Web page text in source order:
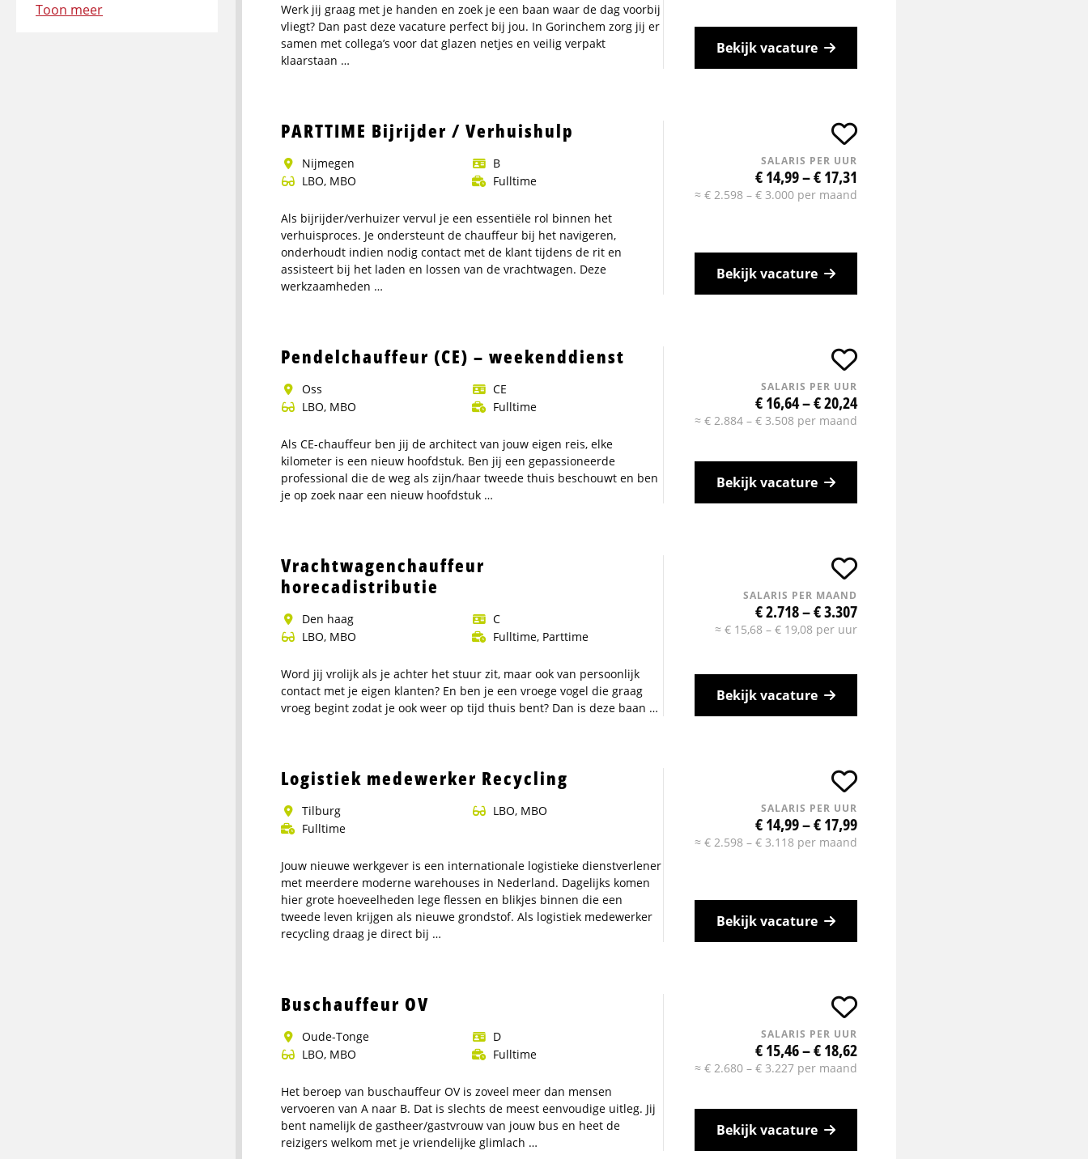
Toon meer
Werk jij graag met je handen en zoek je een baan waar de dag voorbij
vliegt? Dan past deze vacature perfect bij jou. In Gorinchem zorg jij er
samen met collega’s voor dat glazen netjes en veilig verpakt
klaarstaan …
Bekijk vacature
Inpakmedewerker
dagdienst
PARTTIME Bijrijder / Verhuishulp
Nijmegen
B
LBO, MBO
Fulltime
Als bijrijder/verhuizer vervul je een essentiële rol binnen het
verhuisproces. Je ondersteunt de chauffeur bij het navigeren,
onderhoudt indien nodig contact met de klant tijdens de rit en
assisteert bij het laden en lossen van de vrachtwagen. Deze
werkzaamheden …
SALARIS PER UUR
€ 14,99 – € 17,31
≈ € 2.598 – € 3.000 per maand
Bekijk vacature
PARTTIME
Bijrijder
/
Pendelchauffeur (CE) – weekenddienst
Oss
CE
LBO, MBO
Fulltime
Als CE-chauffeur ben jij de architect van jouw eigen reis, elke
kilometer is een nieuw hoofdstuk. Ben jij een gepassioneerde
professional die de weg als zijn/haar tweede thuis beschouwt en ben
je op zoek naar een nieuw hoofdstuk …
SALARIS PER UUR
€ 16,64 – € 20,24
≈ € 2.884 – € 3.508 per maand
Bekijk vacature
Pendelchauffeur
(CE)
–
weekenddienst
Vrachtwagenchauffeur
horecadistributie
den haag
C
LBO, MBO
Fulltime, Parttime
Word jij vrolijk als je achter het stuur zit, maar ook van persoonlijk
contact met je eigen klanten? En ben je een vroege vogel die graag
vroeg begint zodat je ook weer op tijd thuis bent? Dan is deze baan …
SALARIS PER MAAND
€ 2.718 – € 3.307
≈ € 15,68 – € 19,08 per uur
Bekijk vacature
Vrachtwagenchauffeur
horecadistributie
Logistiek medewerker Recycling
Tilburg
LBO, MBO
Fulltime
Jouw nieuwe werkgever is een internationale logistieke dienstverlener
met meerdere moderne warehouses in Nederland. Dagelijks komen
hier grote hoeveelheden lege flessen en blikjes binnen die een
tweede leven krijgen als nieuwe grondstof. Als logistiek medewerker
recycling draag je direct bij …
SALARIS PER UUR
€ 14,99 – € 17,99
≈ € 2.598 – € 3.118 per maand
Bekijk vacature
Logistiek
medewerker
Recycling
Buschauffeur OV
Oude-Tonge
D
LBO, MBO
Fulltime
Het beroep van buschauffeur OV is zoveel meer dan mensen
vervoeren van A naar B. Dat is slechts de meest eenvoudige uitleg. Jij
bent namelijk de gastheer/gastvrouw van jouw bus en heet de
reizigers welkom met je vriendelijke glimlach …
SALARIS PER UUR
€ 15,46 – € 18,62
≈ € 2.680 – € 3.227 per maand
Bekijk vacature